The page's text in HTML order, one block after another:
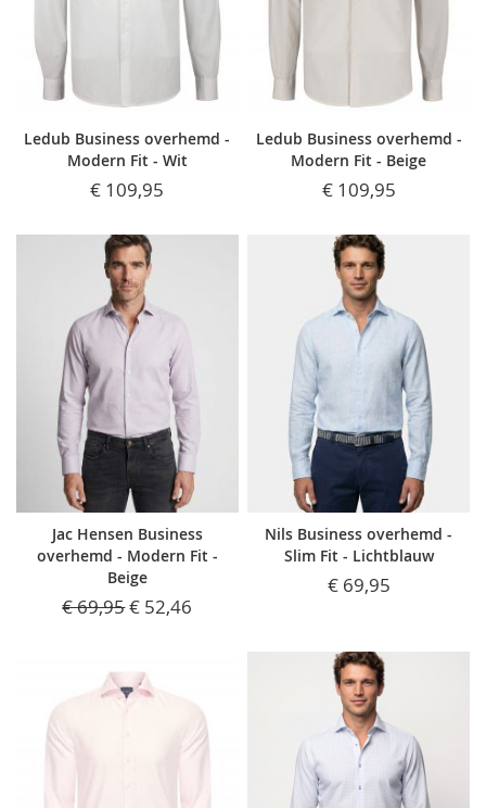
Ledub Business overhemd -
Modern Fit - Wit
€ 109,95
Ledub Business overhemd -
Modern Fit - Beige
€ 109,95
Jac Hensen Business
overhemd - Modern Fit -
Beige
€ 69,95€ 52,46
Nils Business overhemd -
Slim Fit - Lichtblauw
€ 69,95